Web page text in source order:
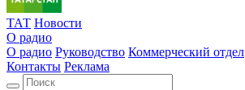
ТАТ Новости
О радио
О радио Руководство Коммерческий отдел
Контакты Реклама